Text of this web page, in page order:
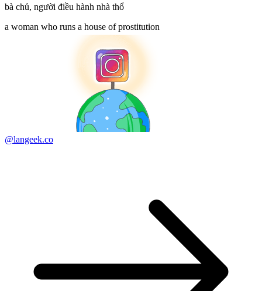
bà chủ, người điều hành nhà thổ
a woman who runs a house of prostitution
@langeek.co